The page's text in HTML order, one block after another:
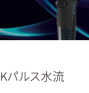
パルス水流